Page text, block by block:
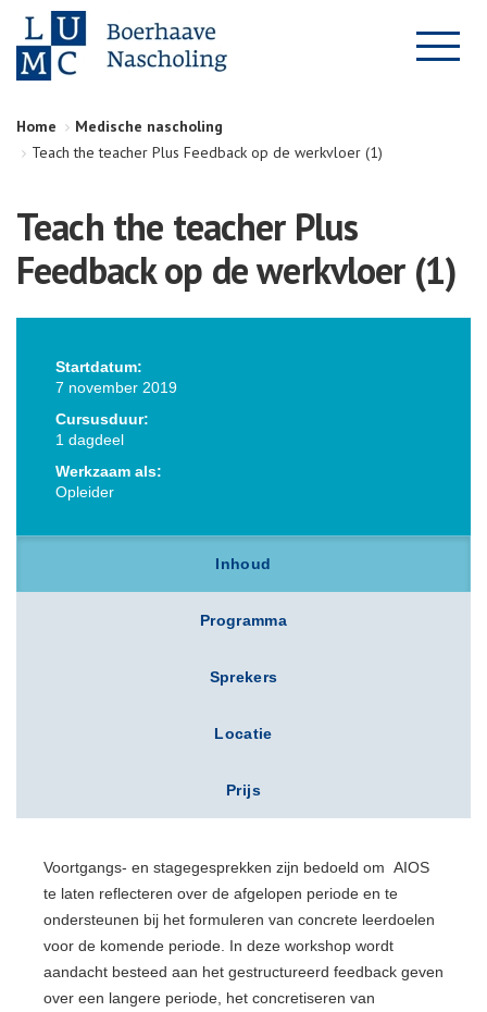
Home
Medische nascholing
Teach the teacher Plus Feedback op de werkvloer (1)
Teach the teacher Plus
Feedback op de werkvloer (1)
Startdatum:
7 november 2019
Cursusduur:
1 dagdeel
Werkzaam als:
Opleider
Inhoud
Programma
Sprekers
Locatie
Prijs
Voortgangs- en stagegesprekken zijn bedoeld om AIOS
te laten reflecteren over de afgelopen periode en te
ondersteunen bij het formuleren van concrete leerdoelen
voor de komende periode. In deze workshop wordt
aandacht besteed aan het gestructureerd feedback geven
over een langere periode, het concretiseren van